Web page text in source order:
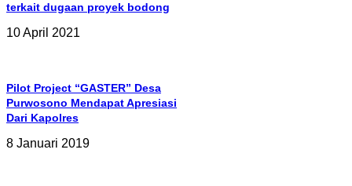
terkait dugaan proyek bodong
10 April 2021
Pilot Project “GASTER” Desa
Purwosono Mendapat Apresiasi
Dari Kapolres
8 Januari 2019